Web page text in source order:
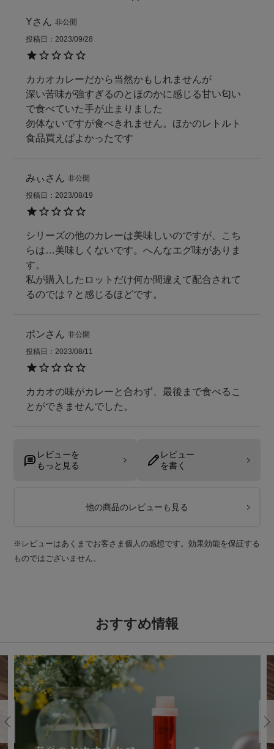
Y
非公開
投稿日
2023/09/28
カカオカレーだから当然かもしれませんが
深い苦味が強すぎるのとほのかに感じる甘い匂い
で食べていた手が止まりました
勿体ないですが食べきれません。ほかのレトルト
食品買えばよかったです
みぃ
非公開
投稿日
2023/08/19
シリーズの他のカレーは美味しいのですが、こち
らは…美味しくないです。へんなエグ味がありま
す。
私が購入したロットだけ何か間違えて配合されて
るのでは？と感じるほどです。
ポン
非公開
投稿日
2023/08/11
カカオの味がカレーと合わず、最後まで食べるこ
とができませんでした。
レビューを
もっと見る
レビュー
を書く
他の商品のレビューも見る
※レビューはあくまでお客さま個人の感想です。効果効能を保証する
ものではございません。
おすすめ情報
Previous